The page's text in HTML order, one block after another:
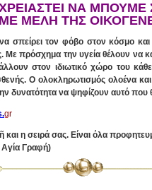
ΝΑ ΜΠΟΥΜΕ
ΜΕΛΗ ΤΗΣ
σπείρει τον φόβο στον κόσμο και
Με πρόσχημα την υγεία θέλουν να
στον ιδιωτικό χώρο του
Ο ολοκληρωτισμός ολοένα
δυνατότητα να ψηφίζουν αυτό
gr
και η σειρά σας. Είναι όλα
Αγία Γραφή)